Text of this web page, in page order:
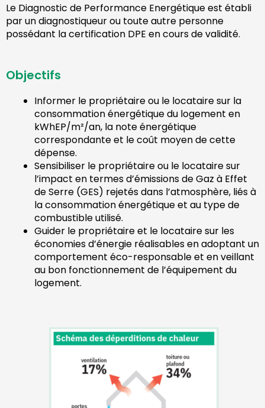
Le Diagnostic de Performance Energétique est établi
par un diagnostiqueur ou toute autre personne
possédant la certification DPE en cours de validité.
Objectifs
Informer le propriétaire ou le locataire sur la
consommation énergétique du logement en
kWhEP/m²/an, la note énergétique
correspondante et le coût moyen de cette
dépense.
Sensibiliser le propriétaire ou le locataire sur
l’impact en termes d’émissions de Gaz à Effet
de Serre (GES) rejetés dans l’atmosphère, liés à
la consommation énergétique et au type de
combustible utilisé.
Guider le propriétaire et le locataire sur les
économies d’énergie réalisables en adoptant un
comportement éco-responsable et en veillant
au bon fonctionnement de l’équipement du
logement.